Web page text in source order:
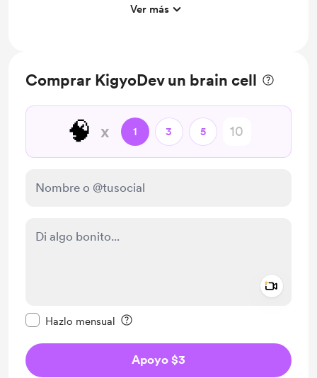
15% Discount on Commissions
Ver más
Comprar KigyoDev un brain cell
🧠 x 1 3 5
Hazlo mensual
Apoyo $3